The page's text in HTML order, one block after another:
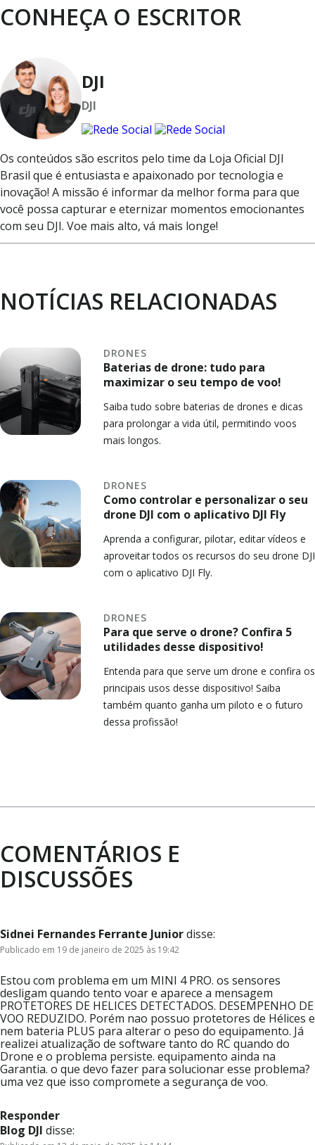
CONHEÇA O ESCRITOR
DJI
DJI
Os conteúdos são escritos pelo time da Loja Oficial DJI
Brasil que é entusiasta e apaixonado por tecnologia e
inovação! A missão é informar da melhor forma para que
você possa capturar e eternizar momentos emocionantes
com seu DJI. Voe mais alto, vá mais longe!
NOTÍCIAS RELACIONADAS
DRONES
Baterias de drone: tudo para
maximizar o seu tempo de voo!
Saiba tudo sobre baterias de drones e dicas
para prolongar a vida útil, permitindo voos
mais longos.
DRONES
Como controlar e personalizar o seu
drone DJI com o aplicativo DJI Fly
Aprenda a configurar, pilotar, editar vídeos e
aproveitar todos os recursos do seu drone DJI
com o aplicativo DJI Fly.
DRONES
Para que serve o drone? Confira 5
utilidades desse dispositivo!
Entenda para que serve um drone e confira os
principais usos desse dispositivo! Saiba
também quanto ganha um piloto e o futuro
dessa profissão!
COMENTÁRIOS E
DISCUSSÕES
Sidnei Fernandes Ferrante Juniordisse:
Publicado em 19 de janeiro de 2025 às 19:42
Estou com problema em um MINI 4 PRO. os sensores
desligam quando tento voar e aparece a mensagem
PROTETORES DE HELICES DETECTADOS. DESEMPENHO DE
VOO REDUZIDO. Porém nao possuo protetores de Hélices e
nem bateria PLUS para alterar o peso do equipamento. Já
realizei atualização de software tanto do RC quando do
Drone e o problema persiste. equipamento ainda na
Garantia. o que devo fazer para solucionar esse problema?
uma vez que isso compromete a segurança de voo.
Responder
Blog DJI disse: